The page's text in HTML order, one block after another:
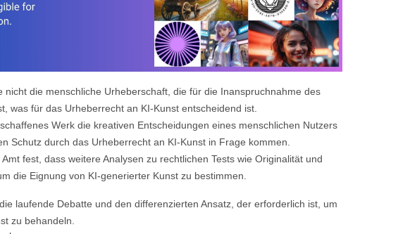
nicht die menschliche Urheberschaft, die für die Inanspruchnahme des
was für das Urheberrecht an KI-Kunst entscheidend ist.
Werk die kreativen Entscheidungen eines menschlichen Nutzers
Schutz durch das Urheberrecht an KI-Kunst in Frage kommen.
fest, dass weitere Analysen zu rechtlichen Tests wie Originalität und
die Eignung von KI-generierter Kunst zu bestimmen.
laufende Debatte und den differenzierten Ansatz, der erforderlich ist, um
zu behandeln.